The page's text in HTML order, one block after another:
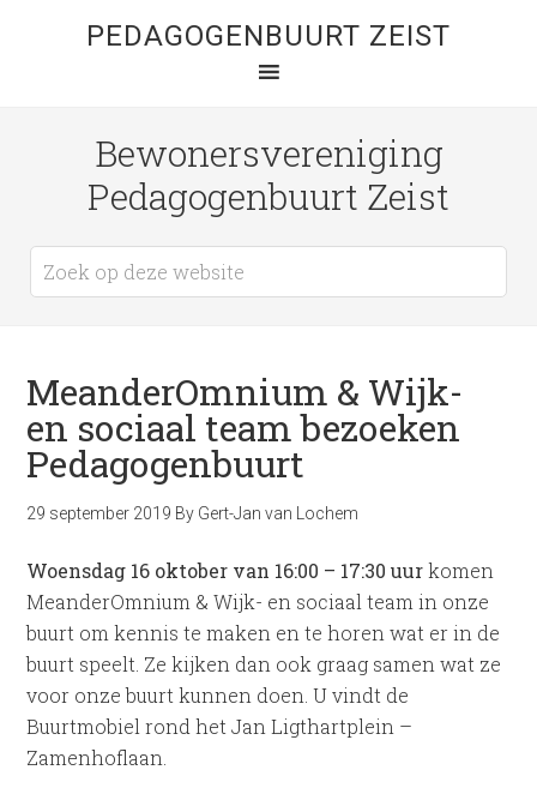
PEDAGOGENBUURT ZEIST
Bewonersvereniging
Pedagogenbuurt Zeist
MeanderOmnium & Wijk-
en sociaal team bezoeken
Pedagogenbuurt
29 september 2019 By Gert-Jan van Lochem
Woensdag 16 oktober van 16:00 – 17:30 uurkomen
MeanderOmnium & Wijk- en sociaal team in onze
buurt om kennis te maken en te horen wat er in de
buurt speelt. Ze kijken dan ook graag samen wat ze
voor onze buurt kunnen doen. U vindt de
Buurtmobiel rond het Jan Ligthartplein –
Zamenhoflaan.